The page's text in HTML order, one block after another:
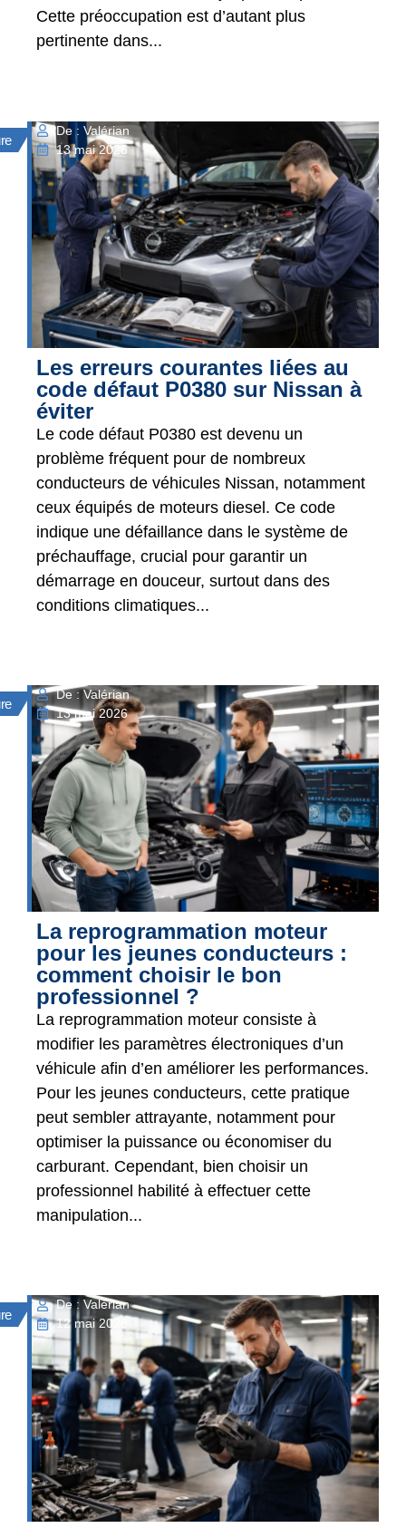
Cette préoccupation est d’autant plus
pertinente dans...
De : Valérian
13 mai 2026
Les erreurs courantes liées au
code défaut P0380 sur Nissan à
éviter
Le code défaut P0380 est devenu un
problème fréquent pour de nombreux
conducteurs de véhicules Nissan, notamment
ceux équipés de moteurs diesel. Ce code
indique une défaillance dans le système de
préchauffage, crucial pour garantir un
démarrage en douceur, surtout dans des
conditions climatiques...
De : Valérian
13 mai 2026
La reprogrammation moteur
pour les jeunes conducteurs :
comment choisir le bon
professionnel ?
La reprogrammation moteur consiste à
modifier les paramètres électroniques d’un
véhicule afin d’en améliorer les performances.
Pour les jeunes conducteurs, cette pratique
peut sembler attrayante, notamment pour
optimiser la puissance ou économiser du
carburant. Cependant, bien choisir un
professionnel habilité à effectuer cette
manipulation...
De : Valérian
12 mai 2026